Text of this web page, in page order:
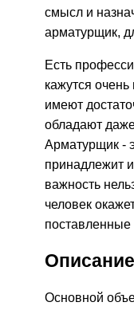
смысл и
арматурщик,
Есть
кажутся
имеют
обладают
Арматурщик -
принадлежит
важность
человек
поставленные
Основной